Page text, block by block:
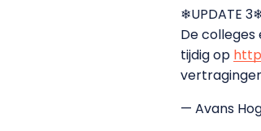
❄UPDATE
De
tijdig op
— Avans